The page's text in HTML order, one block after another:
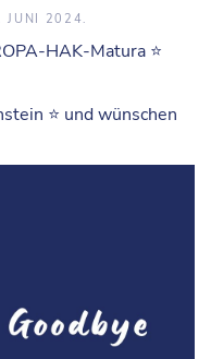
JUNI 2024.
HAK-Matura ⭐️
⭐️ und wünschen